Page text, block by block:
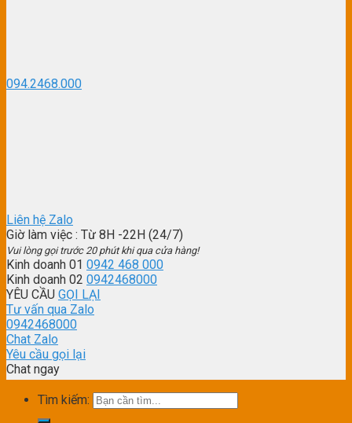
094.2468.000
Liên hệ Zalo
Giờ làm việc : Từ 8H -22H (24/7)
Vui lòng gọi trước 20 phút khi qua cửa hàng!
Kinh doanh 01 0942 468 000
Kinh doanh 02 0942468000
YÊU CẦU GỌI LẠI
Tư vấn qua Zalo
0942468000
Chat Zalo
Yêu cầu gọi lại
Chat ngay
Tìm kiếm: